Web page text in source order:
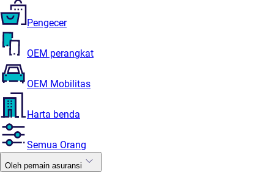
Pengecer
OEM perangkat
OEM Mobilitas
Harta benda
Semua Orang
Oleh pemain asuransi